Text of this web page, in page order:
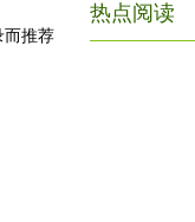
而推荐
热点阅读